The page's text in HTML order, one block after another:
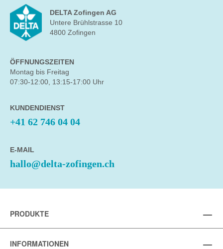
DELTA Zofingen AG
Untere Brühlstrasse 10
4800 Zofingen
ÖFFNUNGSZEITEN
Montag bis Freitag
07:30-12:00, 13:15-17:00 Uhr
KUNDENDIENST
+41 62 746 04 04
E-MAIL
hallo@delta-zofingen.ch
PRODUKTE
INFORMATIONEN